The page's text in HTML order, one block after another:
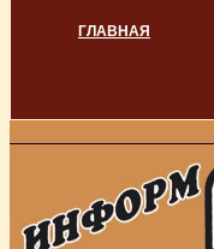
ГЛАВНАЯ